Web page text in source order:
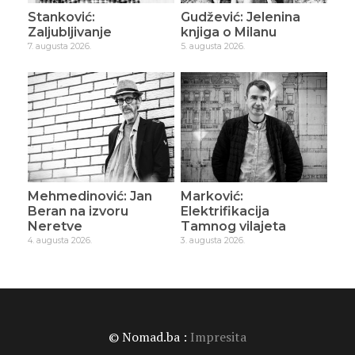
Stanković:
Zaljubljivanje
7. augusta 2026.
Gudžević: Jelenina
knjiga o Milanu
5. augusta 2026.
Mehmedinović: Jan
Beran na izvoru
Neretve
4. augusta 2026.
Marković:
Elektrifikacija
Tamnog vilajeta
3. augusta 2026.
© Nomad.ba : Impresita